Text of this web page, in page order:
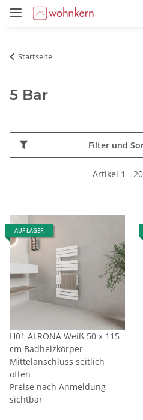
Startseite
5 Bar
Filter und
Artikel 1 -
AUF LAGER
H01 ALRONA Weiß 50 x 115
cm Badheizkörper
Mittelanschluss seitlich
offen
Preise nach Anmeldung
sichtbar